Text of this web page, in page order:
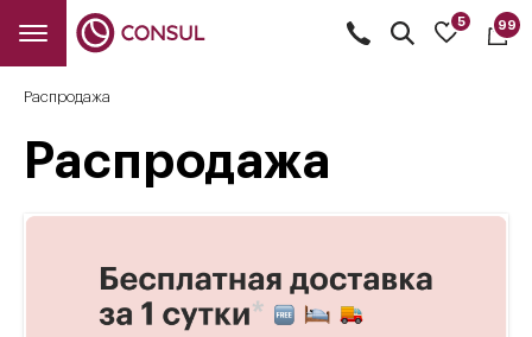
5 99
Распродажа
Распродажа